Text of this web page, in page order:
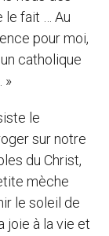
le fait … Au
pour moi,
catholique
»
le
sur notre
du Christ,
mèche
le soleil de
joie à la vie et